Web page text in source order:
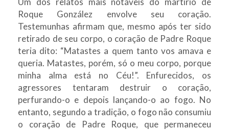
Roque González envolve seu coração.
Testemunhas afirmam que, mesmo após ter sido
retirado de seu corpo, o coração de Padre Roque
teria dito: “Matastes a quem tanto vos amava e
queria. Matastes, porém, só o meu corpo, porque
minha alma está no Céu!”. Enfurecidos, os
agressores tentaram destruir o coração,
perfurando-o e depois lançando-o ao fogo. No
entanto, segundo a tradição, o fogo não consumiu
o coração de Padre Roque, que permaneceu